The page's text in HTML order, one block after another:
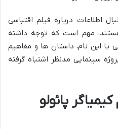
اطلاعات درباره فیلم اقتباسی
هستند، مهم است که توجه داشته
با این نام، داستان ها و مفاهیم
سینمایی مدنظر اشتباه گرفته
پائولو